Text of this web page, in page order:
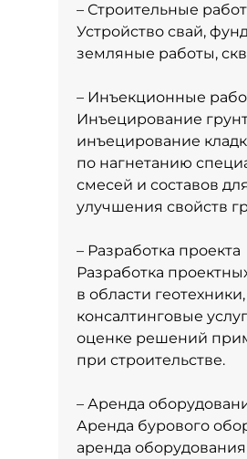
– Строительные
Устройство свай,
земляные работы,
– Инъекционные
Инъецирование
инъецирование
по нагнетанию
смесей и составов для
улучшения свойств
– Разработка проекта
Разработка
в области геотехники,
консалтинговые
оценке решений
при строительстве.
– Аренда
Аренда бурового
аренда оборудования